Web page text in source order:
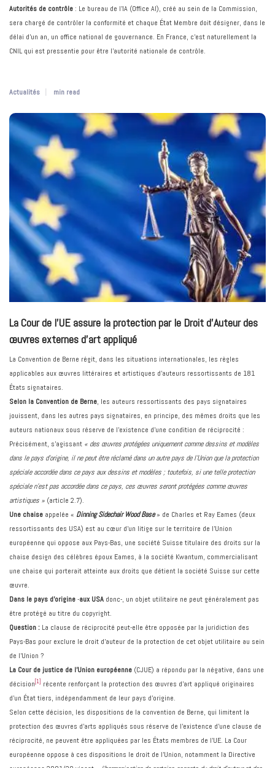
Autorités de contrôle: Le bureau de l’IA (Office AI), créé au sein de la Commission,
sera chargé de contrôler la conformité et chaque État Membre doit désigner, dans le
délai d’un an, un office national de gouvernance. En France, c’est naturellement la
CNIL qui est pressentie pour être l’autorité nationale de contrôle.
Actualités min read
La Cour de l'UE assure la protection par le Droit d'Auteur des
œuvres externes d'art appliqué
La Convention de Berne régit, dans les situations internationales, les règles
applicables aux œuvres littéraires et artistiques d’auteurs ressortissants de 181
États signataires.
Selon la Convention de Berne, les auteurs ressortissants des pays signataires
jouissent, dans les autres pays signataires, en principe, des mêmes droits que les
auteurs nationaux sous réserve de l’existence d’une condition de réciprocité :
Précisément, s’agissant « des œuvres protégées uniquement comme dessins et modèles
dans le pays d’origine, il ne peut être réclamé dans un autre pays de l’Union que la protection
spéciale accordée dans ce pays aux dessins et modèles ; toutefois, si une telle protection
spéciale n’est pas accordée dans ce pays, ces œuvres seront protégées comme œuvres
artistiques » (article 2.7).
Une chaise appelée « Dinning Sidechair Wood Base» de Charles et Ray Eames (deux
ressortissants des USA) est au cœur d’un litige sur le territoire de l’Union
européenne qui oppose aux Pays-Bas, une société Suisse titulaire des droits sur la
chaise design des célèbres époux Eames, à la société Kwantum, commercialisant
une chaise qui porterait atteinte aux droits que détient la société Suisse sur cette
œuvre.
Dans le pays d’origine-aux USA donc-, un objet utilitaire ne peut généralement pas
être protégé au titre du copyright.
Question : La clause de réciprocité peut-elle être opposée par la juridiction des
Pays-Bas pour exclure le droit d’auteur de la protection de cet objet utilitaire au sein
de l’Union ?
La Cour de justice de l’Union européenne (CJUE) a répondu par la négative, dans une
décision [1] récente renforçant la protection des œuvres d’art appliqué originaires
d’un État tiers, indépendamment de leur pays d’origine.
Selon cette décision, les dispositions de la convention de Berne, qui limitent la
protection des œuvres d’arts appliqués sous réserve de l’existence d’une clause de
réciprocité, ne peuvent être appliquées par les États membres de l’UE. La Cour
européenne oppose à ces dispositions le droit de l’Union, notamment la Directive